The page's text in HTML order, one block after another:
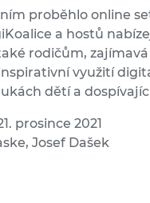
proběhlo online
a hostů
rodičům,
využití
dětí a
prosince 2021
Josef Dašek